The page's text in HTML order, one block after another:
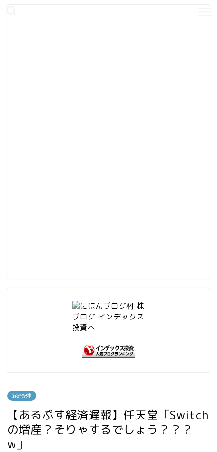
経済記事
【あるぷす経済遅報】任天堂「Switch
の増産？そりゃするでしょう？？？
w」